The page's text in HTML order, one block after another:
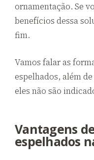
ornamentação. Se
benefícios dessa
fim.
Vamos falar as
espelhados, além
eles não são
Vantagens
espelhados